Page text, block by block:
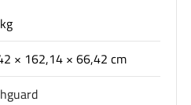
× 162,14 × 66,42 cm